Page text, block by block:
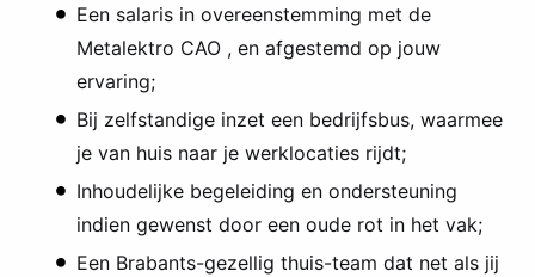
Een salaris in overeenstemming met de
Metalektro CAO , en afgestemd op jouw
ervaring;
Bij zelfstandige inzet een bedrijfsbus, waarmee
je van huis naar je werklocaties rijdt;
Inhoudelijke begeleiding en ondersteuning
indien gewenst door een oude rot in het vak;
Een Brabants-gezellig thuis-team dat net als jij